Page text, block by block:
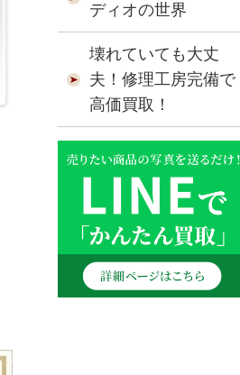
ディオの世界
壊れていても大丈
夫！修理工房完備で
高価買取！